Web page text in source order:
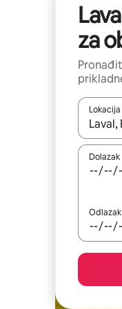
za
Lokacija
Kada
Dolazak
Odlazak